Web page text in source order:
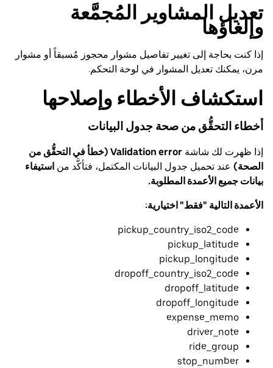
تعديل المشاوير المُجمَّعة
وإلغاؤها
إذا كنت بحاجة إلى تغيير تفاصيل مشوار محجوز مُسبقاً أو مشوار
مرن، يمكنك تعديل المشوار في لوحة التحكم.
استكشاف الأخطاء وإصلاحها
أخطاء التحقُّق من صحة جدول البيانات
إذا ظهرت لك شاشة
Validation error (خطأ في التحقُّق من
الصحة) عند تحميل جدول البيانات المكتمل، فتأكَّد من استيفاء
بيانات جميع الأعمدة المطلوبة.
الأعمدة التالية "فقط" اختيارية:
pickup_country_iso2_code
pickup_latitude
pickup_longitude
dropoff_country_iso2_code
dropoff_latitude
dropoff_longitude
expense_memo
driver_note
ride_group
stop_number